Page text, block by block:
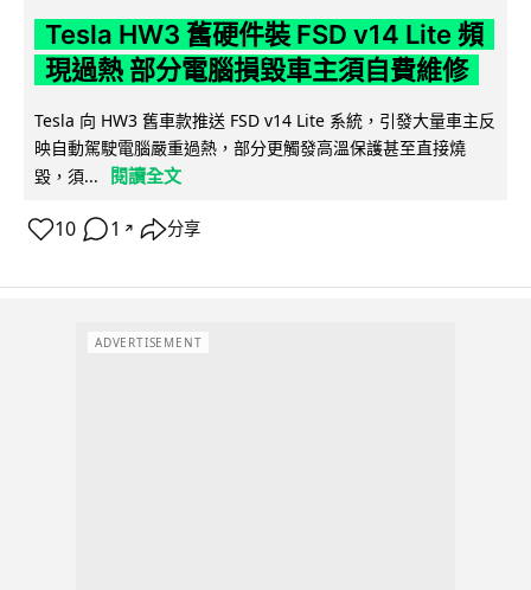
Tesla HW3 舊硬件裝 FSD v14 Lite 頻
現過熱 部分電腦損毀車主須自費維修
Tesla 向 HW3 舊車款推送 FSD v14 Lite 系統，引發大量車主反
映自動駕駛電腦嚴重過熱，部分更觸發高溫保護甚至直接燒
毀，須...
閱讀全文
10 1 ↗ 分享
ADVERTISEMENT